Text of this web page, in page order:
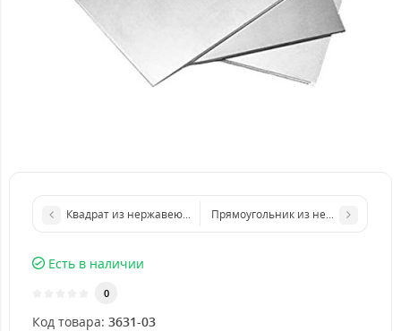
Квадрат из нержавеющего листа 500х500 мм размер
Прямоугольник из нержавеющего
Есть в наличии
0
Код товара: 3631-03